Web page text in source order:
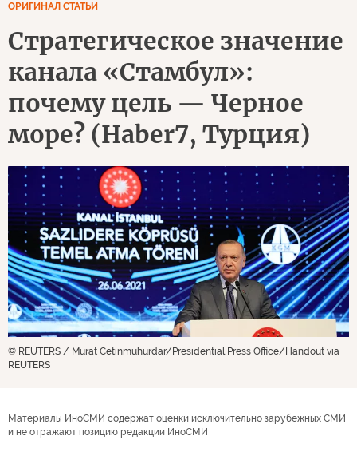
ОРИГИНАЛ СТАТЬИ
Стратегическое значение
канала «Стамбул»:
почему цель — Черное
море? (Haber7, Турция)
© REUTERS / Murat Cetinmuhurdar/Presidential Press Office/Handout via
REUTERS
Материалы ИноСМИ содержат оценки исключительно зарубежных СМИ
и не отражают позицию редакции ИноСМИ